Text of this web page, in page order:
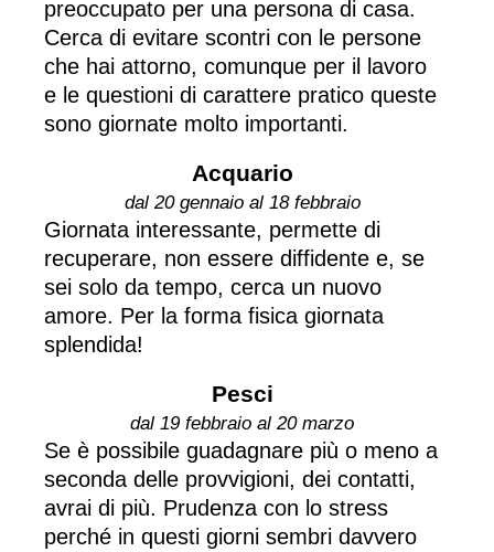
preoccupato per una persona di casa.
Cerca di evitare scontri con le persone
che hai attorno, comunque per il lavoro
e le questioni di carattere pratico queste
sono giornate molto importanti.
Acquario
dal 20 gennaio al 18 febbraio
Giornata interessante, permette di
recuperare, non essere diffidente e, se
sei solo da tempo, cerca un nuovo
amore. Per la forma fisica giornata
splendida!
Pesci
dal 19 febbraio al 20 marzo
Se è possibile guadagnare più o meno a
seconda delle provvigioni, dei contatti,
avrai di più. Prudenza con lo stress
perché in questi giorni sembri davvero